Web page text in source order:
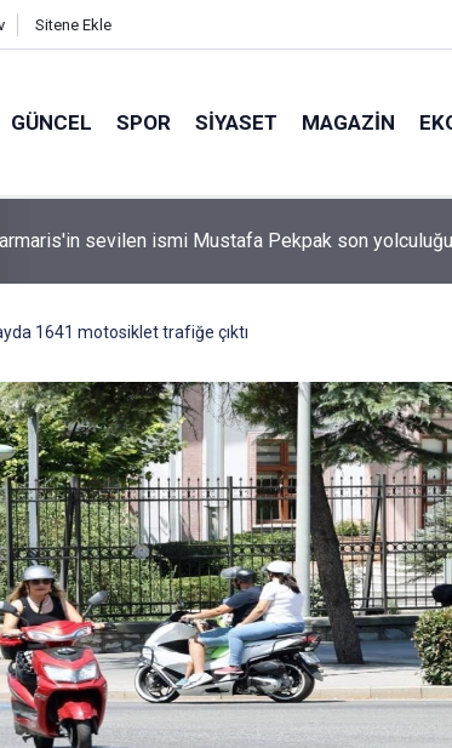
Sitene Ekle
GÜNCEL SPOR SIYASET MAGAZIN
Fidan: "Körfez'de devam eden savaş dikkatimizi
1641 motosiklet trafiğe çıktı